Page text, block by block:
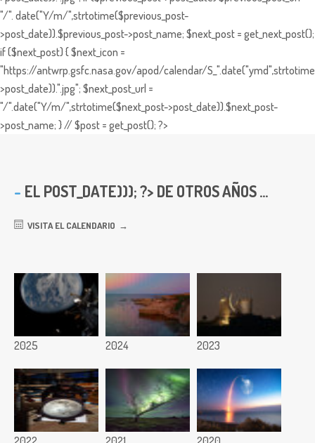
"/". date("Y/m/",strtotime($previous_post-
>post_date)).$previous_post->post_name; $next_post = get_next_post();
if ($next_post) { $next_icon =
"https://antwrp.gsfc.nasa.gov/apod/calendar/
>post_date)).".jpg"; $next_post_url =
"/".date("Y/m/",strtotime($next_post->post_date)).$next_post-
>post_name; } // $post = get_post(); ?>
EL POST_DATE))); ?> DE OTROS AÑOS ...
VISITA EL CALENDARIO
2025 2024 2023